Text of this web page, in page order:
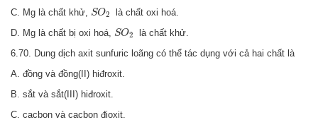
C. Mg là chất khử, SO2
SO
là chất oxi hoá.
D. Mg là chất bị oxi hoá, SO2
SO
là chất khử.
6.70. Dung dịch axit sunfuric loãng có thể tác dụng với cả hai chất là
A. đồng và đồng(II) hiđroxit.
B. sắt và sắt(III) hiđroxit.
C. cacbon và cacbon đioxit.